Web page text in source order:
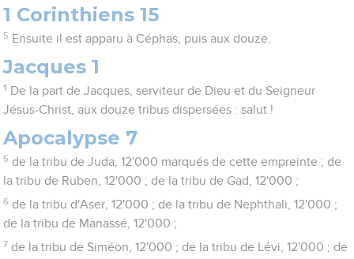
1 Corinthiens 15
5 Ensuite il est apparu à Céphas, puis aux douze.
Jacques 1
1 De la part de Jacques, serviteur de Dieu et du Seigneur
Jésus-Christ, aux douze tribus dispersées : salut !
Apocalypse 7
5 de la tribu de Juda, 12'000 marqués de cette empreinte ; de
la tribu de Ruben, 12'000 ; de la tribu de Gad, 12'000 ;
6 de la tribu d'Aser, 12'000 ; de la tribu de Nephthali, 12'000 ;
de la tribu de Manassé, 12'000 ;
7 de la tribu de Siméon, 12'000 ; de la tribu de Lévi, 12'000 ; de